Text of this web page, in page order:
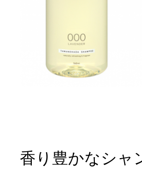
香り豊かなシャ